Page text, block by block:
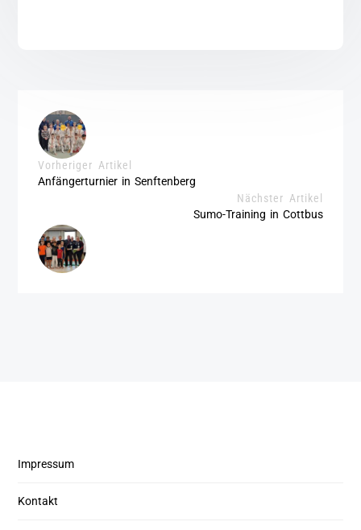
Vorheriger Artikel
Anfängerturnier in Senftenberg
Nächster Artikel
Sumo-Training in Cottbus
Impressum
Kontakt